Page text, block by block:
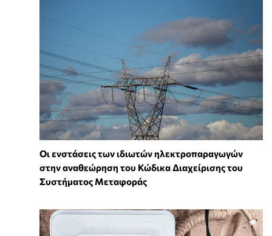
Οι ενστάσεις των ιδιωτών ηλεκτροπαραγωγών
στην αναθεώρηση του Κώδικα Διαχείρισης του
Συστήματος Μεταφοράς